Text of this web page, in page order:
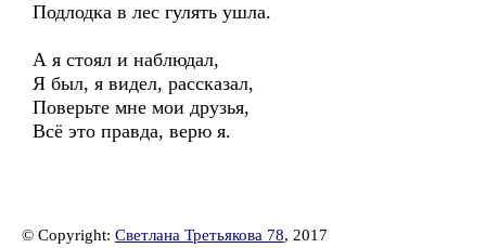
Подлодка в лес гулять ушла.
А я стоял и наблюдал,
Я был, я видел, рассказал,
Поверьте мне мои друзья,
Всё это правда, верю я.
© Copyright: Светлана Третьякова 78, 2017